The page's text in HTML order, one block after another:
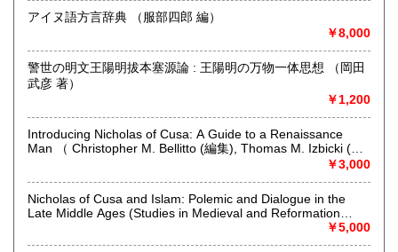
大量のご処分も承ります。
お気軽にご相談ください。
買い取り専用ダイヤル 0120-805-875
取り扱い分野
古書一般（その他）
アイヌ語方言辞典 （服部四郎 編）
￥8,000
警世の明文王陽明拔本塞源論 : 王陽明の万物一体思想 （岡田
武彦 著）
￥1,200
Introducing Nicholas of Cusa: A Guide to a Renaissance
Man （ Christopher M. Bellitto (編集), Thomas M. Izbicki (編
￥3,000
Nicholas of Cusa and Islam: Polemic and Dialogue in the
Late Middle Ages (Studies in Medieval and Reformation
Tvrtkovic (編集), Donald Duclow）
￥5,000